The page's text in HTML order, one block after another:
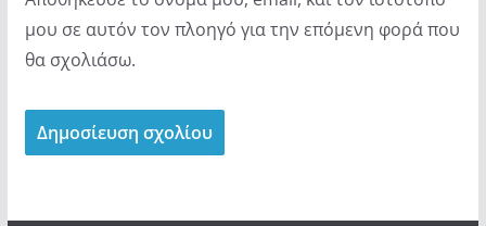
μου σε αυτόν τον πλοηγό για την επόμενη φορά που
θα σχολιάσω.